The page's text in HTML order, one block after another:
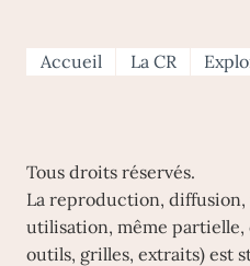
Accueil La CR
Tous droits réservés.
La reproduction,
utilisation, même partielle,
outils, grilles, extraits) est